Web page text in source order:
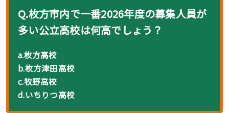
Q.枚方市内で一番2026年度の募集人員が
多い公立高校は何高でしょう？
a.枚方高校
b.枚方津田高校
c.牧野高校
d.いちりつ高校